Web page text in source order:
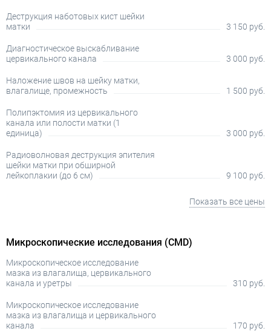
Деструкция наботовых кист шейки
матки
3 150 руб.
Диагностическое выскабливание
цервикального канала
3 000 руб.
Наложение швов на шейку матки,
влагалище, промежность
1 500 руб.
Полипэктомия из цервикального
канала или полости матки (1
единица)
3 000 руб.
Радиоволновая деструкция эпителия
шейки матки при обширной
лейкоплакии (до 6 см)
9 100 руб.
Показать все цены
Микроскопические исследования (CMD)
Микроскопическое исследование
мазка из влагалища, цервикального
канала и уретры
310 руб.
Микроскопическое исследование
мазка из влагалища и цервикального
канала
170 руб.